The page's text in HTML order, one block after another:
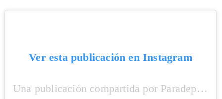
Ver esta publicación en Instagram
Una publicación compartida por Paradeportes (@paradeportes)